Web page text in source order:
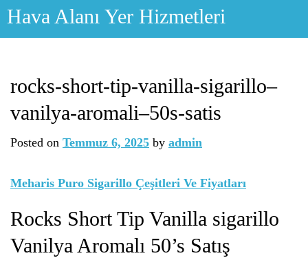
Skip
Hava Alanı Yer Hizmetleri
rocks-short-tip-vanilla-sigarillo–
vanilya-aromali–50s-satis
Posted on Temmuz 6, 2025 by admin
Meharis Puro Sigarillo Çeşitleri Ve Fiyatları
Rocks Short Tip Vanilla sigarillo
Vanilya Aromalı 50’s Satış